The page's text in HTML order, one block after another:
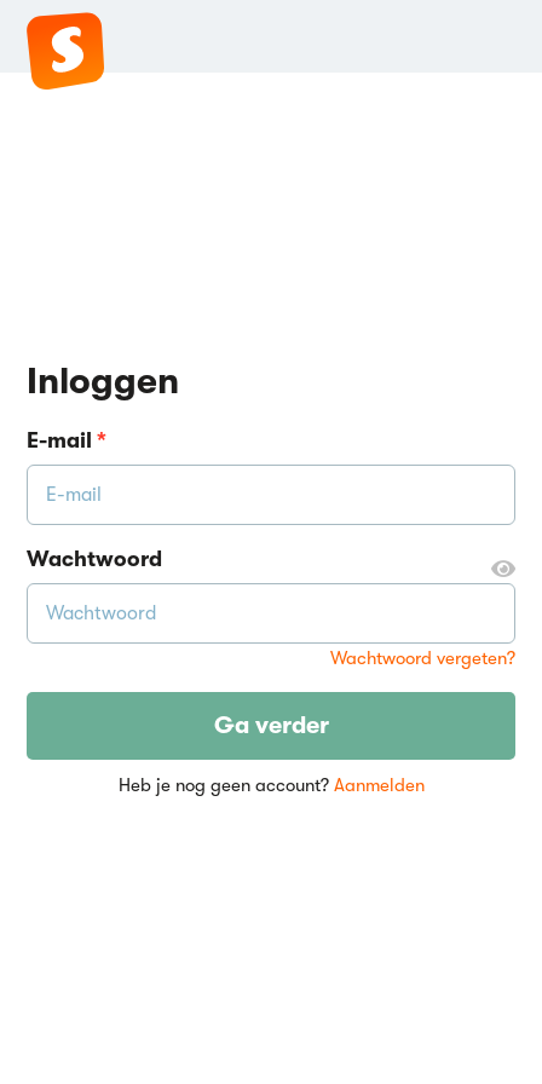
Inloggen
E-mail*
Wachtwoord
Wachtwoord vergeten?
Ga verder
Heb je nog geen account? Aanmelden